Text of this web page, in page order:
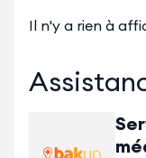
Il n'y a rien à